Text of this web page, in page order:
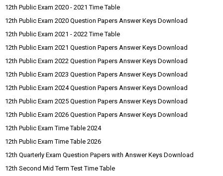
12th Public Exam 2020 - 2021 Time Table
12th Public Exam 2020 Question Papers Answer Keys Download
12th Public Exam 2021 - 2022 Time Table
12th Public Exam 2021 Question Papers Answer Keys Download
12th Public Exam 2022 Question Papers Answer Keys Download
12th Public Exam 2023 Question Papers Answer Keys Download
12th Public Exam 2024 Question Papers Answer Keys Download
12th Public Exam 2025 Question Papers Answer Keys Download
12th Public Exam 2026 Question Papers Answer Keys Download
12th Public Exam Time Table 2024
12th Public Exam Time Table 2026
12th Quarterly Exam Question Papers with Answer Keys Download
12th Second Mid Term Test Time Table